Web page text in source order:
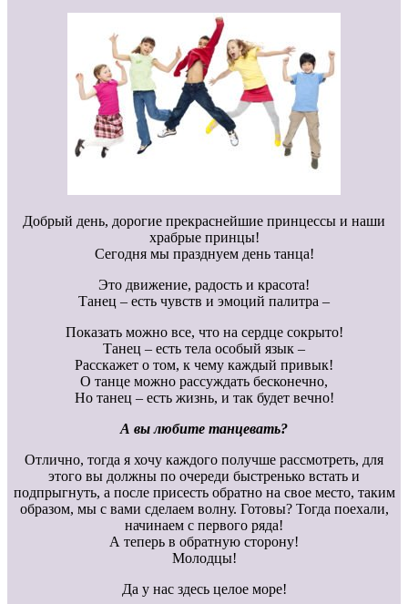
Добрый день, дорогие прекраснейшие принцессы и наши
храбрые принцы!
Сегодня мы празднуем день танца!
Это движение, радость и красота!
Танец – есть чувств и эмоций палитра –
Показать можно все, что на сердце сокрыто!
Танец – есть тела особый язык –
Расскажет о том, к чему каждый привык!
О танце можно рассуждать бесконечно,
Но танец – есть жизнь, и так будет вечно!
А вы любите танцевать?
Отлично, тогда я хочу каждого получше рассмотреть, для
этого вы должны по очереди быстренько встать и
подпрыгнуть, а после присесть обратно на свое место, таким
образом, мы с вами сделаем волну. Готовы? Тогда поехали,
начинаем с первого ряда!
А теперь в обратную сторону!
Молодцы!
Да у нас здесь целое море!